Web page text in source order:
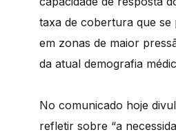
taxa de cobertura que se
em zonas de maior
da atual demografia
No comunicado hoje
refletir sobre “a